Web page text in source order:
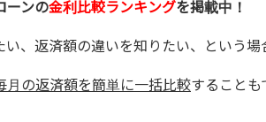
ーンの金利比較ランキングを掲載中！
、返済額の違いを知りたい、という場
月の返済額を簡単に一括比較すること